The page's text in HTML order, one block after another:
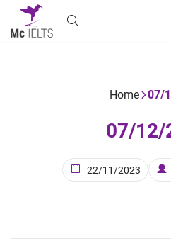
Home 07/
07/12/
22/11/2023